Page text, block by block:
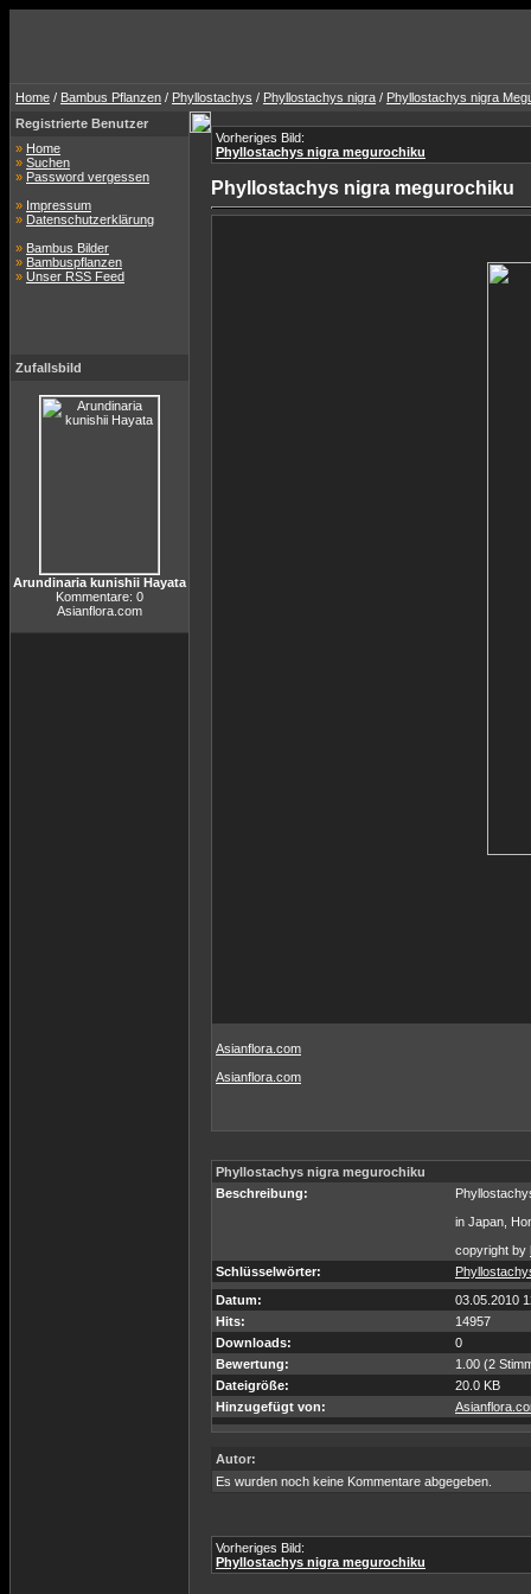
Home / Bambus Pflanzen / Phyllostachys / Phyllostachys nigra / Phyllostachys nigra
Registrierte Benutzer
» Home
» Suchen
» Password vergessen
» Impressum
» Datenschutzerklärung
» Bambus Bilder
» Bambuspflanzen
» Unser RSS Feed
Zufallsbild
Arundinaria kunishii Hayata
Kommentare: 0
Asianflora.com
Vorheriges Bild:
Phyllostachys nigra megurochiku
Phyllostachys nigra megurochiku
Asianflora.com
Asianflora.com
Phyllostachys nigra megurochiku
Beschreibung:
in Japan,
copyright by
Schlüsselwörter:
Datum:
03.05.2010
Hits:
14957
Downloads:
0
Bewertung:
1.00 (2
Dateigröße:
20.0 KB
Hinzugefügt von:
Autor:
Es wurden noch keine Kommentare abgegeben.
Vorheriges Bild:
Phyllostachys nigra megurochiku